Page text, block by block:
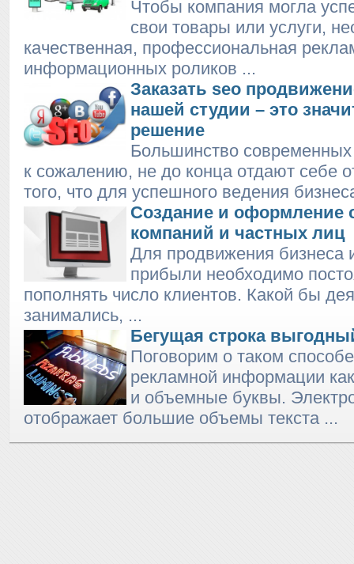
Чтобы компания могла
свои товары или услуги,
качественная, профессиональная
информационных роликов ...
Заказать seo
нашей студии – это
решение
Большинство
к сожалению, не до конца отдают себе
того, что для успешного ведения
Создание и оформление
компаний и частных лиц
Для продвижения бизнеса
прибыли необходимо
пополнять число клиентов. Какой бы
занимались, ...
Бегущая строка
Поговорим о таком
рекламной информации
и объемные буквы.
отображает большие объемы текста ...